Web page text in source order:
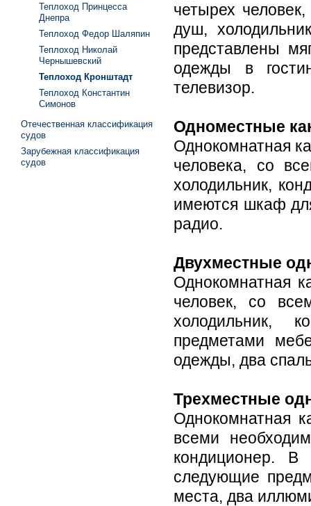
четырех
душ,
представлены
одежды в
телевизор.
Одноместные
Однокомнатная
человека, со
холодильник,
имеются шкаф
радио.
Двухместные
Однокомнатная
человек, со
холодильник,
предметами
одежды, два
Трехместные
Однокомнатная
всеми
кондиционер. В
следующие
места, два
Теплоход Принцесса
Днепра
Теплоход Федор Шаляпин
Теплоход Николай
Чернышевский
Теплоход Кронштадт
Теплоход Константин
Симонов
Отечественная классификация
судов
Зарубежная классификация
судов